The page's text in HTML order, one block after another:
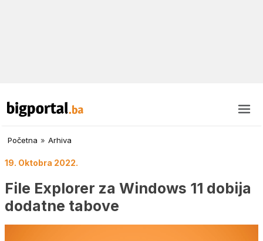
Početna » Arhiva
19. Oktobra 2022.
File Explorer za Windows 11 dobija
dodatne tabove